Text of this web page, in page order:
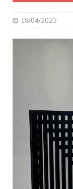
18/04/2023